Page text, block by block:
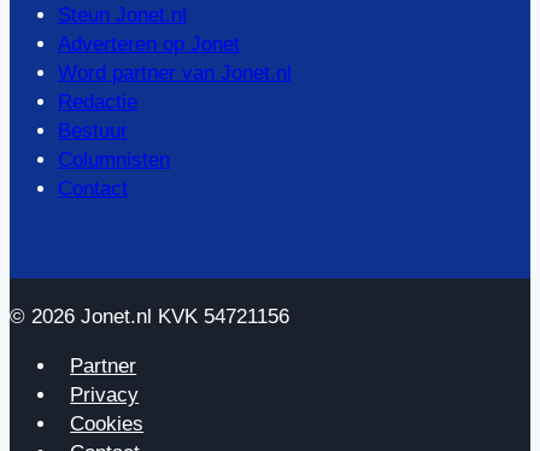
Steun Jonet.nl
Adverteren op Jonet
Word partner van Jonet.nl
Redactie
Bestuur
Columnisten
Contact
© 2026 Jonet.nl KVK 54721156
Partner
Privacy
Cookies